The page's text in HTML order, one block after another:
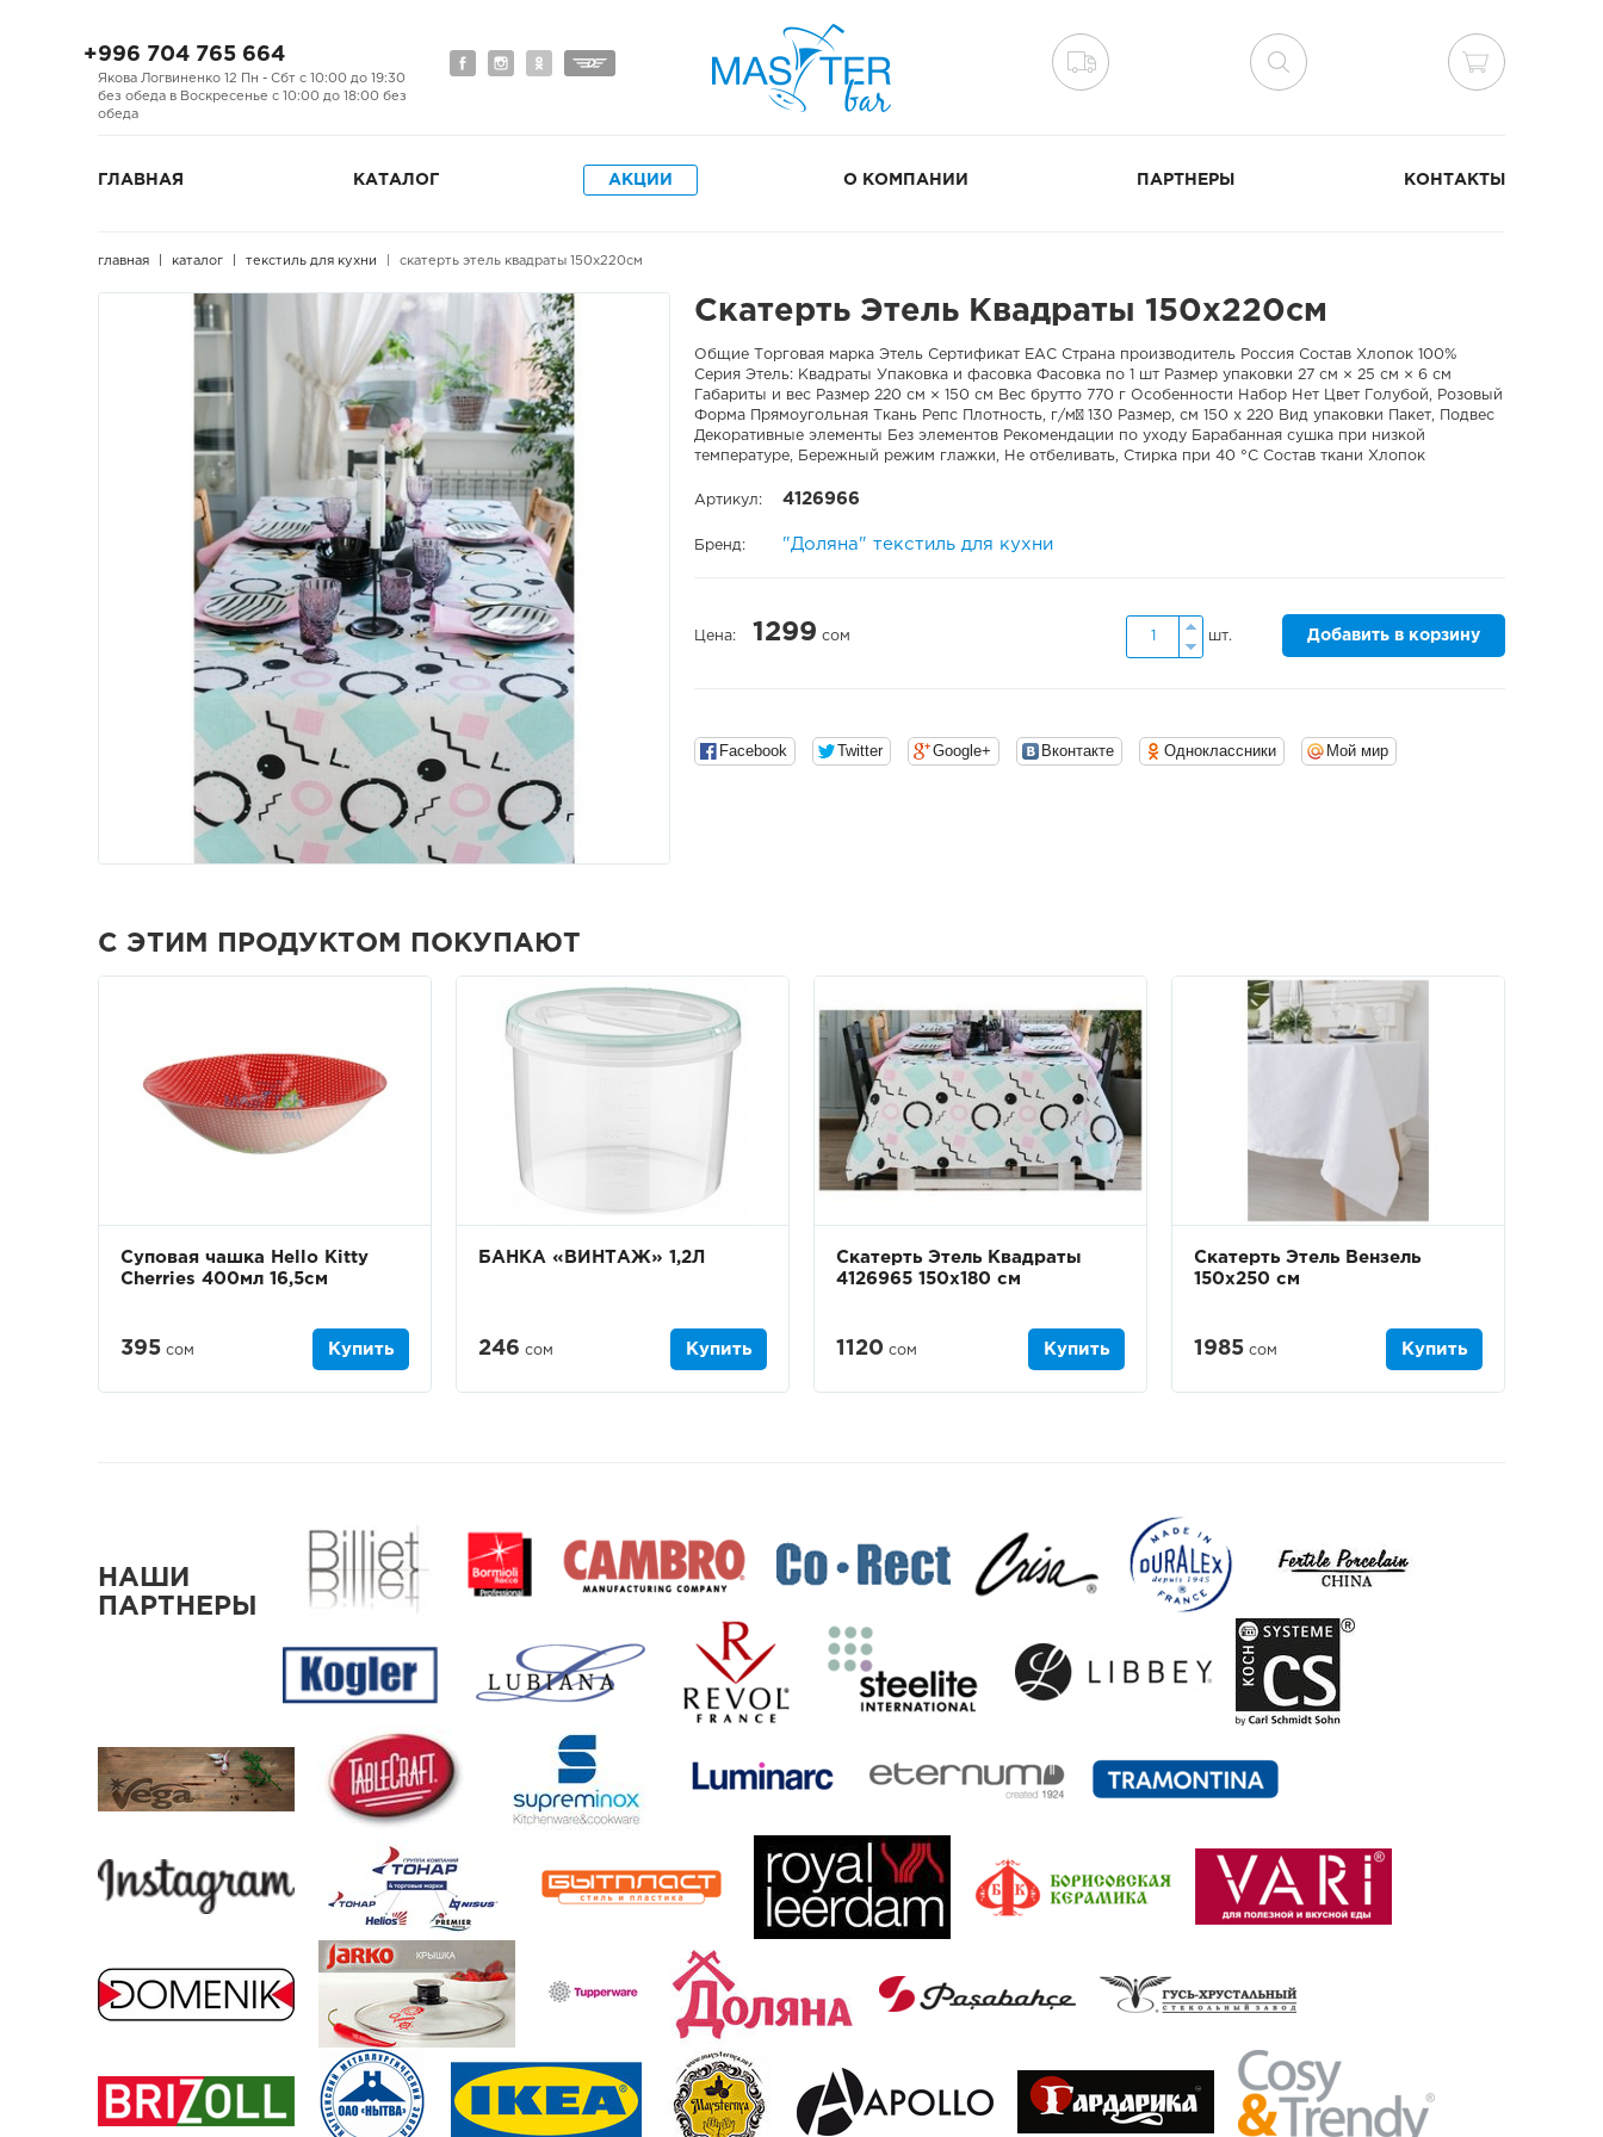
+996 704 765 664
Якова Логвиненко 12 Пн - Сбт с 10:00 до 19:30
без обеда в Воскресенье с 10:00 до 18:00 без
обеда
ГЛАВНАЯ КАТАЛОГ АКЦИИ О КОМПАНИИ ПАРТНЕРЫ КОНТАКТЫ
главная каталог текстиль для кухни скатерть этель квадраты 150х220см
Скатерть Этель Квадраты 150х220см
Общие Торговая марка Этель Сертификат ЕАС Страна производитель Россия Состав Хлопок 100%
Серия Этель: Квадраты Упаковка и фасовка Фасовка по 1 шт Размер упаковки 27 см × 25 см × 6 см
Габариты и вес Размер 220 см × 150 см Вес брутто 770 г Особенности Набор Нет Цвет Голубой, Розовый
Форма Прямоугольная Ткань Репс Плотность, г/м² 130 Размер, см 150 х 220 Вид упаковки Пакет, Подвес
Декоративные элементы Без элементов Рекомендации по уходу Барабанная сушка при низкой
температуре, Бережный режим глажки, Не отбеливать, Стирка при 40 °С Состав ткани Хлопок
Артикул: 4126966
Бренд: "Доляна" текстиль для кухни
Цена: 1299 сом шт. Добавить в корзину
Facebook Twitter Google+ Вконтакте Одноклассники Мой мир
С ЭТИМ ПРОДУКТОМ ПОКУПАЮТ
Суповая чашка Hello Kitty
Cherries 400мл 16,5см
395 сом Купить
БАНКА «ВИНТАЖ» 1,2Л
246 сом Купить
Скатерть Этель Квадраты
4126965 150х180 см
1120 сом Купить
Скатерть Этель Вензель
150х250 см
1985 сом Купить
НАШИ
ПАРТНЕРЫ